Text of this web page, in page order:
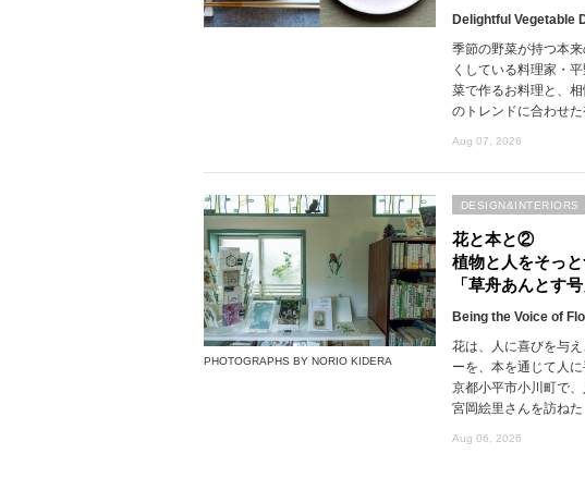
Delightful Vegetable
季節の野菜が持つ本
くしている料理家・
菜で作るお料理と、
のトレンドに合わせ
Aug 07, 2026
PHOTOGRAPHS BY NORIO KIDERA
花と本と②
植物と人をそっ
「草舟あんとす号
Being the Voice of
花は、人に喜びを与
ーを、本を通じて人
京都小平市小川町で
宮岡絵里さんを訪ねた
Aug 06, 2026
DESIGN&INTERIORS